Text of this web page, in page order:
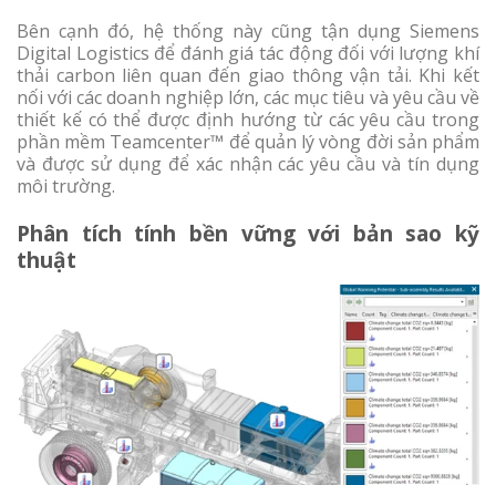
Bên cạnh đó, hệ thống này cũng tận dụng Siemens
Digital Logistics để đánh giá tác động đối với lượng khí
thải carbon liên quan đến giao thông vận tải. Khi kết
nối với các doanh nghiệp lớn, các mục tiêu và yêu cầu về
thiết kế có thể được định hướng từ các yêu cầu trong
phần mềm Teamcenter™ để quản lý vòng đời sản phẩm
và được sử dụng để xác nhận các yêu cầu và tín dụng
môi trường.
Phân tích tính bền vững với bản sao kỹ
thuật